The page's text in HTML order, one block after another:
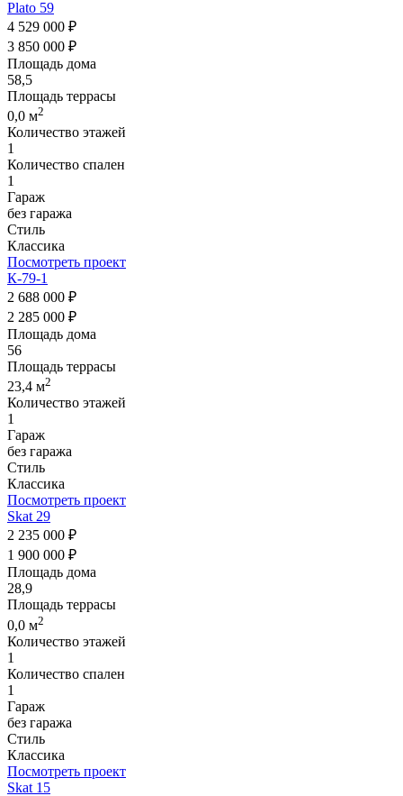
Plato 59
4 529 000 ₽
3 850 000 ₽
Площадь дома
58,5
Площадь террасы
0,0 м2
Количество этажей
1
Количество спален
1
Гараж
без гаража
Стиль
Классика
Посмотреть проект
К-79-1
2 688 000 ₽
2 285 000 ₽
Площадь дома
56
Площадь террасы
23,4 м2
Количество этажей
1
Гараж
без гаража
Стиль
Классика
Посмотреть проект
Skat 29
2 235 000 ₽
1 900 000 ₽
Площадь дома
28,9
Площадь террасы
0,0 м2
Количество этажей
1
Количество спален
1
Гараж
без гаража
Стиль
Классика
Посмотреть проект
Skat 15